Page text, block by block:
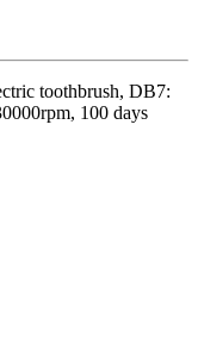
toothbrush, DB7:
100 days